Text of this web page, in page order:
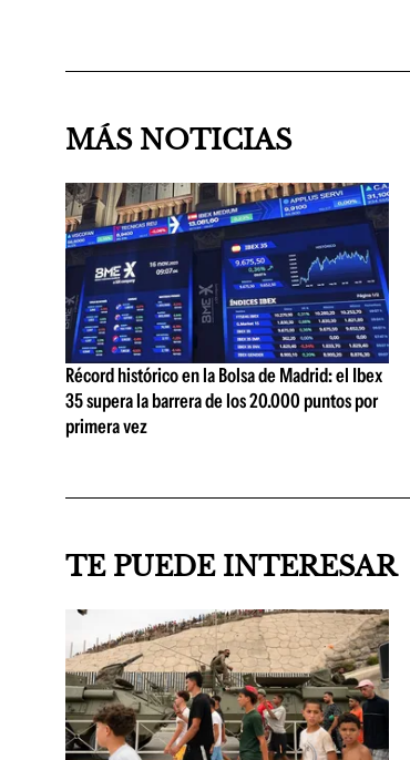
MÁS NOTICIAS
Récord histórico en la Bolsa de Madrid: el Ibex
35 supera la barrera de los 20.000 puntos por
primera vez
TE PUEDE INTERESAR